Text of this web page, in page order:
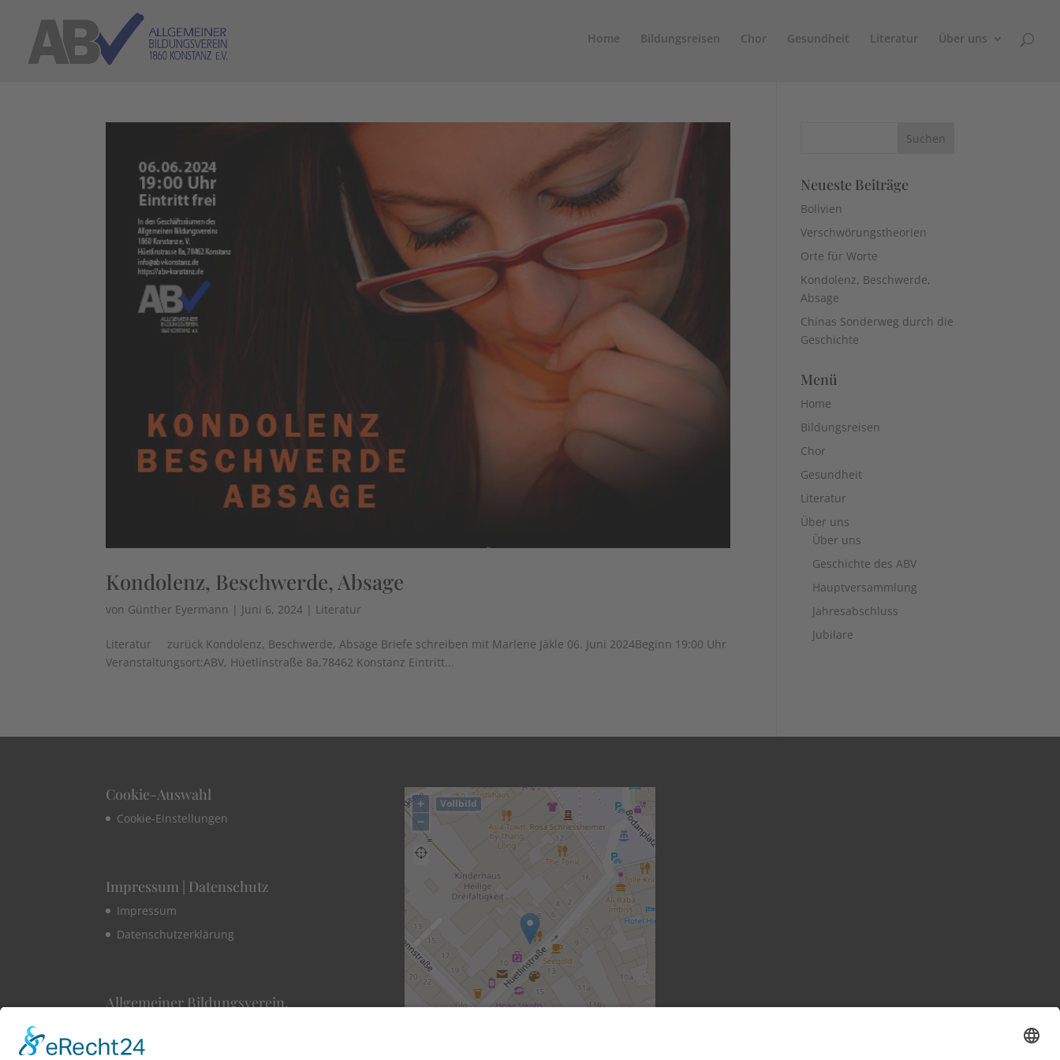
Home Bildungsreisen Chor Gesundheit Literatur Über uns
Kondolenz, Beschwerde, Absage
von Günther Eyermann | Juni 6, 2024 | Literatur
Literatur zurück Kondolenz, Beschwerde, Absage Briefe schreiben mit Marlene Jäkle 06. Juni 2024Beginn 19:00 Uhr
Veranstaltungsort:ABV, Hüetlinstraße 8a,78462 Konstanz Eintritt...
Neueste Beiträge
Bolivien
Verschwörungstheorien
Orte für Worte
Kondolenz, Beschwerde,
Absage
Chinas Sonderweg durch die
Geschichte
Menü
Home
Bildungsreisen
Chor
Gesundheit
Literatur
Über uns
Über uns
Geschichte des ABV
Hauptversammlung
Jahresabschluss
Jubilare
Cookie-Auswahl
Cookie-Einstellungen
Impressum | Datenschutz
Impressum
Datenschutzerklärung
Allgemeiner Bildungsverein.
Hüetlinstraße 8a
+
−
Vollbild